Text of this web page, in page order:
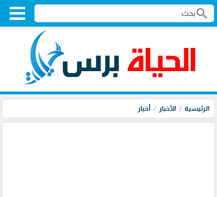
search
الرئيسية الأخبار أخبار